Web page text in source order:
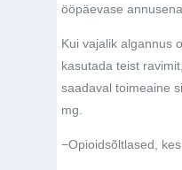
ööpäevase annusena.
Kui vajalik algannus
kasutada teist
saadaval toimeaine
mg.
−Opioidsõltlased,